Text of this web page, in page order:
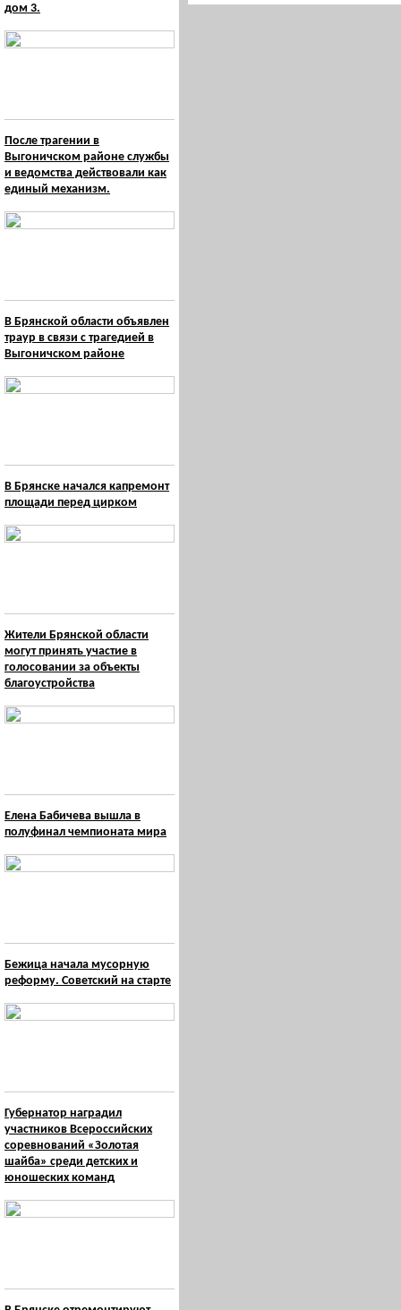
дом 3.
После трагении в
Выгоничском районе службы
и ведомства действовали как
единый механизм.
В Брянской области объявлен
траур в связи с трагедией в
Выгоничском районе
В Брянске начался капремонт
площади перед цирком
Жители Брянской области
могут принять участие в
голосовании за объекты
благоустройства
Елена Бабичева вышла в
полуфинал чемпионата мира
Бежица начала мусорную
реформу. Советский на старте
Губернатор наградил
участников Всероссийских
соревнований «Золотая
шайба» среди детских и
юношеских команд